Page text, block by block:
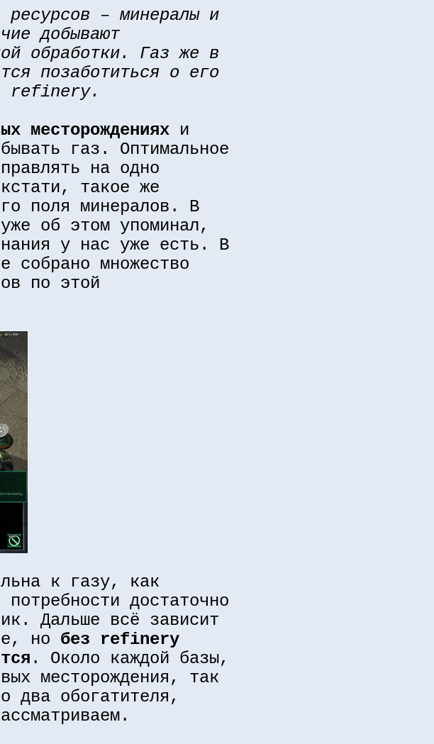
– минералы и
добывают
обработки. Газ же в
позаботиться о его
в refinery.
месторождениях и
газ. Оптимальное
на одно
такое же
поля минералов. В
об этом упоминал,
у нас уже есть. В
собрано множество
по этой
к газу, как
достаточно
Дальше всё зависит
но без refinery
. Около каждой базы,
месторождения, так
два обогатителя,